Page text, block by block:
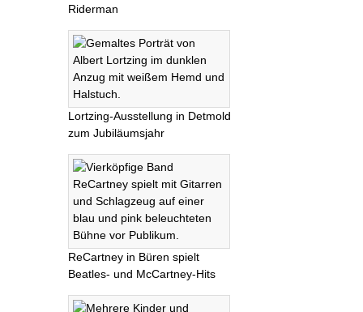
Riderman
Lortzing-Ausstellung in Detmold
zum Jubiläumsjahr
ReCartney in Büren spielt
Beatles- und McCartney-Hits